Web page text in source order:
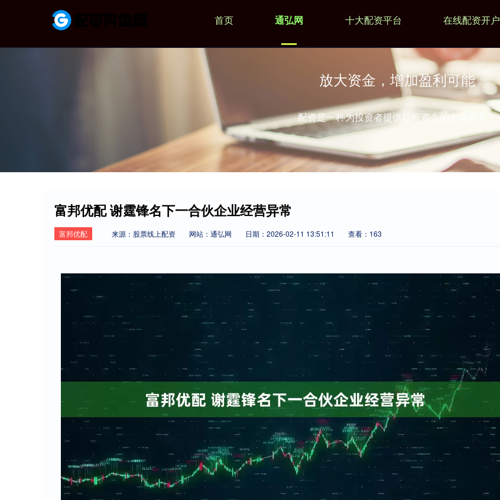
首页 通弘网 十大配资平台 在线配资开户
放大资金，增加盈利可能
配资是一种为投资者提供杠杆资金的金融服务！
富邦优配 谢霆锋名下一合伙企业经营异常
富邦优配 来源：股票线上配资 网站：通弘网 日期：2026-02-11 13:51:11 查看：163